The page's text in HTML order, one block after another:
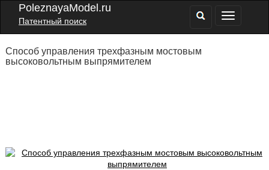
PoleznayaModel.ru
Патентный поиск
Способ управления трехфазным мостовым
высоковольтным выпрямителем